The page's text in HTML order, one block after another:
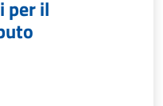
per il